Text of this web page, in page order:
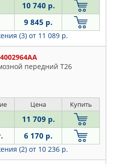
10 740 р.
9 845 р.
(3) от 11 089 р.
передний T26
Цена Купить
11 709 р.
6 170 р.
(2) от 10 236 р.